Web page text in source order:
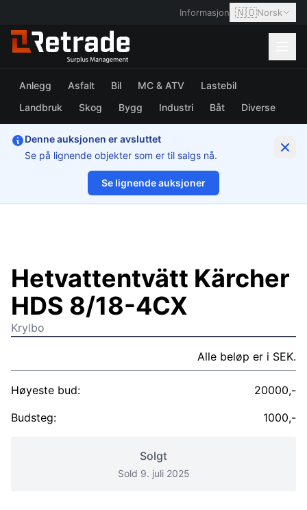
Informasjon 🇳🇴Norsk
Anlegg Asfalt Bil MC & ATV
Lastebil
Landbruk
Skog Bygg Industri Båt Diverse
Denne auksjonen er avsluttet
Se på lignende objekter som er til salgs nå.
Se lignende auksjoner
1/9
Hetvattentvätt Kärcher
HDS 8/18-4CX
Krylbo
Alle beløp er i SEK.
Høyeste bud:
20000,-
Budsteg:
1000,-
Solgt
Sold 9. juli 2025